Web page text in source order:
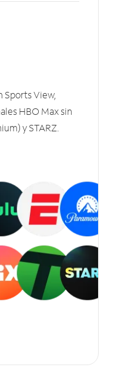
Sports View,
HBO Max sin
y STARZ.